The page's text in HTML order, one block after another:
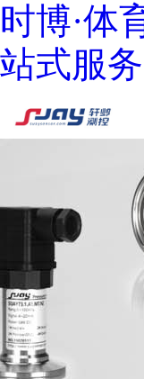
时博·体
站式服